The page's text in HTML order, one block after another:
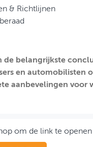
& Richtlijnen
de belangrijkste
en automobilisten
aanbevelingen voor
om de link te